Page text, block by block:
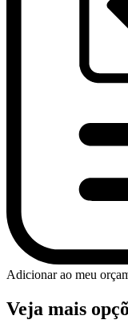
Adicionar ao meu
Veja mais